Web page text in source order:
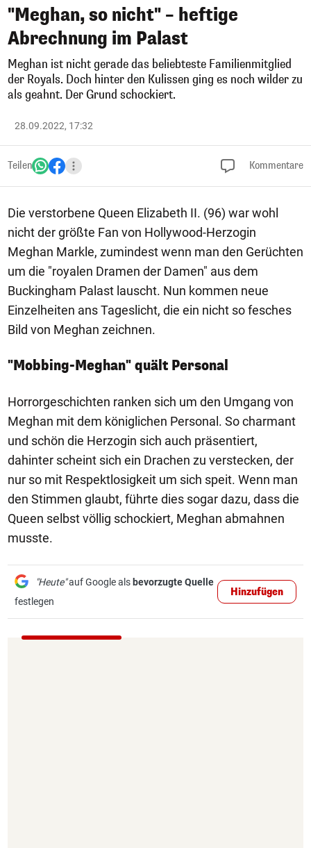
"Meghan, so nicht" – heftige
Abrechnung im Palast
Meghan ist nicht gerade das beliebteste Familienmitglied
der Royals. Doch hinter den Kulissen ging es noch wilder zu
als geahnt. Der Grund schockiert.
28.09.2022, 17:32
Teilen Kommentare
Die verstorbene Queen Elizabeth II. (96) war wohl
nicht der größte Fan von Hollywood-Herzogin
Meghan Markle, zumindest wenn man den Gerüchten
um die "royalen Dramen der Damen" aus dem
Buckingham Palast lauscht. Nun kommen neue
Einzelheiten ans Tageslicht, die ein nicht so fesches
Bild von Meghan zeichnen.
"Mobbing-Meghan" quält Personal
Horrorgeschichten ranken sich um den Umgang von
Meghan mit dem königlichen Personal. So charmant
und schön die Herzogin sich auch präsentiert,
dahinter scheint sich ein Drachen zu verstecken, der
nur so mit Respektlosigkeit um sich speit. Wenn man
den Stimmen glaubt, führte dies sogar dazu, dass die
Queen selbst völlig schockiert, Meghan abmahnen
musste.
"Heute"auf Google als bevorzugte Quelle
festlegen
Hinzufügen